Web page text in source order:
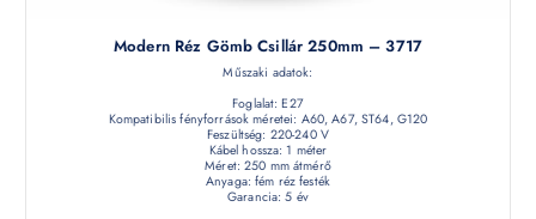
Modern Réz Gömb Csillár 250mm – 3717
Műszaki adatok:
Foglalat: E27
Kompatibilis fényforrások méretei: A60, A67, ST64, G120
Feszültség: 220-240 V
Kábel hossza: 1 méter
Méret: 250 mm átmérő
Anyaga: fém réz festék
Garancia: 5 év